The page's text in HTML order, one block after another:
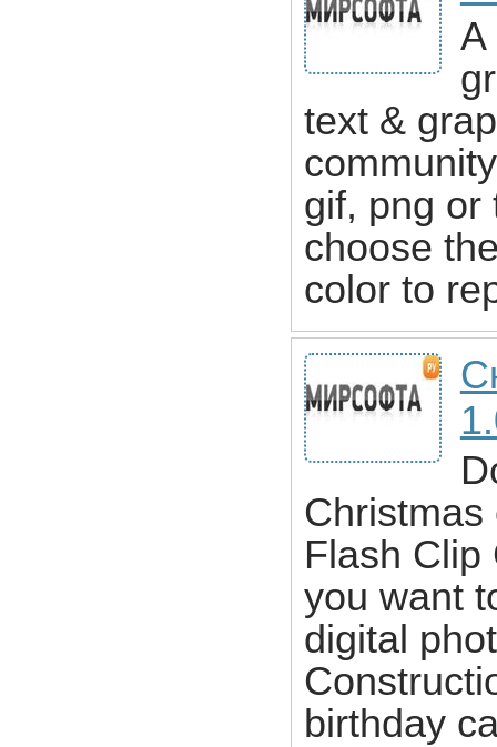
A
text &
gif, png or
choose
color to
Christmas
Flash Clip
you want
digital
birthday